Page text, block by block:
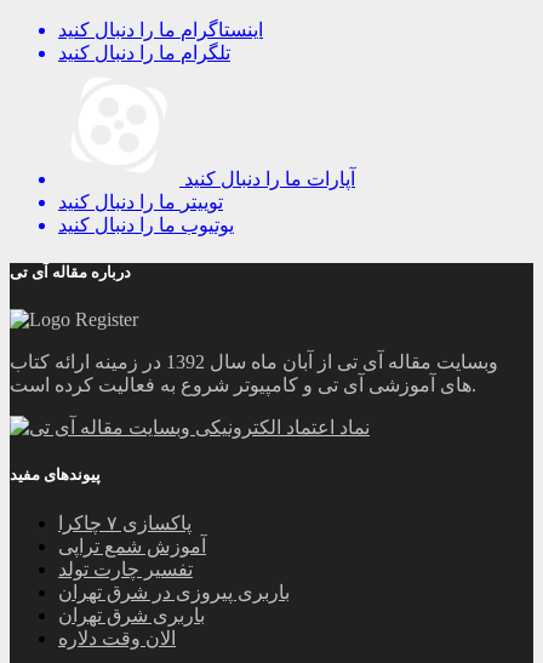
اینستاگرام ما را دنبال کنید
تلگرام ما را دنبال کنید
آپارات ما را دنبال کنید
توییتر ما را دنبال کنید
یوتیوب ما را دنبال کنید
درباره مقاله آی تی
وبسایت مقاله آی تی از آبان ماه سال 1392 در زمینه ارائه کتاب
های آموزشی آی تی و کامپیوتر شروع به فعالیت کرده است.
پیوندهای مفید
پاکسازی ۷ چاکرا
آموزش شمع تراپی
تفسیر چارت تولد
باربری پیروزی در شرق تهران
باربری شرق تهران
الان وقت دلاره